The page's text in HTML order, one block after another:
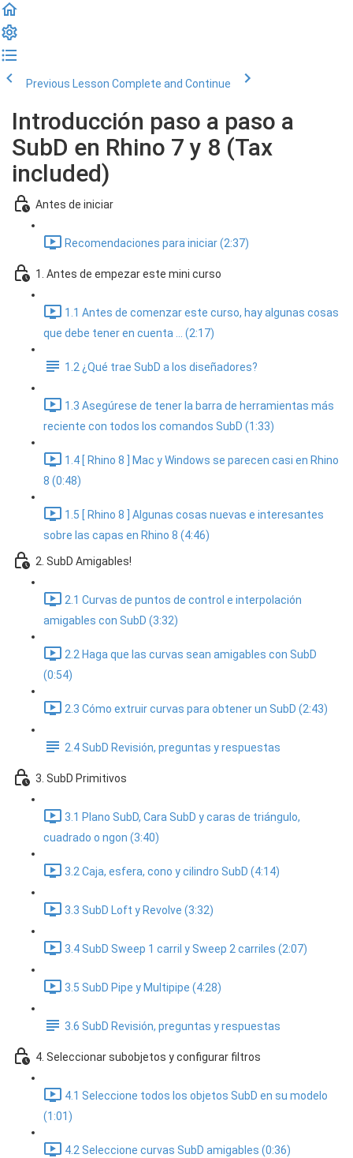
Previous Lesson Complete and Continue
Introducción paso a paso a
SubD en Rhino 7 y 8 (Tax
included)
Antes de iniciar
Recomendaciones para iniciar (2:37)
1. Antes de empezar este mini curso
1.1 Antes de comenzar este curso, hay algunas cosas
que debe tener en cuenta ... (2:17)
1.2 ¿Qué trae SubD a los diseñadores?
1.3 Asegúrese de tener la barra de herramientas más
reciente con todos los comandos SubD (1:33)
1.4 [ Rhino 8 ] Mac y Windows se parecen casi en Rhino
8 (0:48)
1.5 [ Rhino 8 ] Algunas cosas nuevas e interesantes
sobre las capas en Rhino 8 (4:46)
2. SubD Amigables!
2.1 Curvas de puntos de control e interpolación
amigables con SubD (3:32)
2.2 Haga que las curvas sean amigables con SubD
(0:54)
2.3 Cómo extruir curvas para obtener un SubD (2:43)
2.4 SubD Revisión, preguntas y respuestas
3. SubD Primitivos
3.1 Plano SubD, Cara SubD y caras de triángulo,
cuadrado o ngon (3:40)
3.2 Caja, esfera, cono y cilindro SubD (4:14)
3.3 SubD Loft y Revolve (3:32)
3.4 SubD Sweep 1 carril y Sweep 2 carriles (2:07)
3.5 SubD Pipe y Multipipe (4:28)
3.6 SubD Revisión, preguntas y respuestas
4. Seleccionar subobjetos y configurar filtros
4.1 Seleccione todos los objetos SubD en su modelo
(1:01)
4.2 Seleccione curvas SubD amigables (0:36)